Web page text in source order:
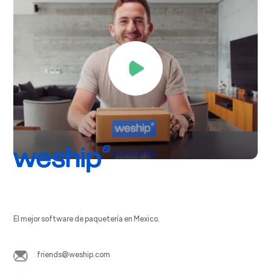
El mejor software de paquetería en Mexico.
friends@weship.com